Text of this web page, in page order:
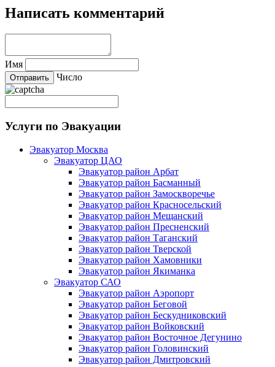
Написать комментарий
Имя
Число
Услуги по Эвакуации
Эвакуатор Москва
Эвакуатор ЦАО
Эвакуатор район Арбат
Эвакуатор район Басманный
Эвакуатор район Замоскворечье
Эвакуатор район Красносельский
Эвакуатор район Мещанский
Эвакуатор район Пресненский
Эвакуатор район Таганский
Эвакуатор район Тверской
Эвакуатор район Хамовники
Эвакуатор район Якиманка
Эвакуатор САО
Эвакуатор район Аэропорт
Эвакуатор район Беговой
Эвакуатор район Бескудниковский
Эвакуатор район Войковский
Эвакуатор район Восточное Дегунино
Эвакуатор район Головинский
Эвакуатор район Дмитровский